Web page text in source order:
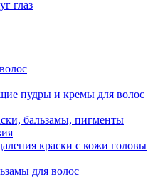
глаз
пудры и кремы для волос
бальзамы, пигменты
краски с кожи головы
для волос